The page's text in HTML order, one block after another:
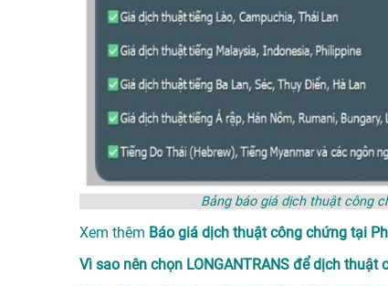
Bảng báo giá dịch thuật công
Xem thêm Báo giá dịch thuật công chứng tại
Vì sao nên chọn LONGANTRANS để dịch